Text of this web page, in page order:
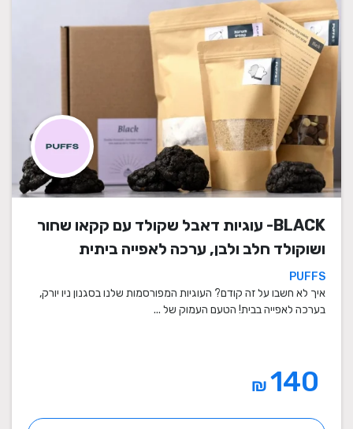
BLACK- עוגיות דאבל שקולד עם קקאו שחור
ושוקולד חלב ולבן, ערכה לאפייה ביתית
PUFFS
איך לא חשבו על זה קודם? העוגיות המפורסמות שלנו בסגנון ניו יורק,
בערכה לאפייה בבית! הטעם העמוק של ...
₪